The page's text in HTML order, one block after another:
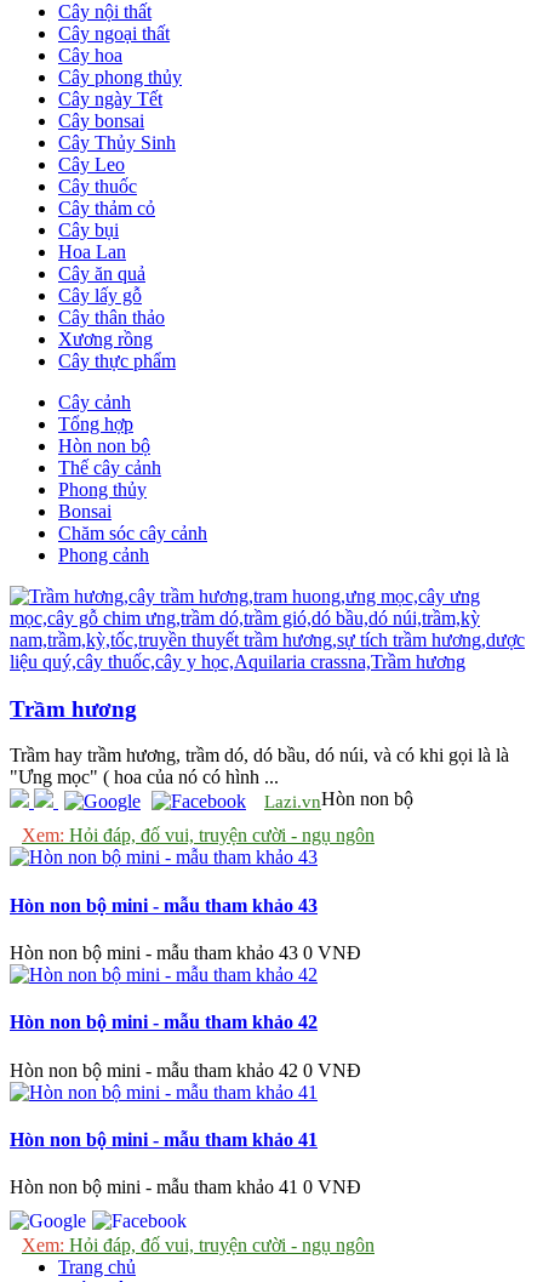
Cây nội thất
Cây ngoại thất
Cây hoa
Cây phong thủy
Cây ngày Tết
Cây bonsai
Cây Thủy Sinh
Cây Leo
Cây thuốc
Cây thảm cỏ
Cây bụi
Hoa Lan
Cây ăn quả
Cây lấy gỗ
Cây thân thảo
Xương rồng
Cây thực phẩm
Cây cảnh
Tổng hợp
Hòn non bộ
Thế cây cảnh
Phong thủy
Bonsai
Chăm sóc cây cảnh
Phong cảnh
Trầm hương
Trầm hay trầm hương, trầm dó, dó bầu, dó núi, và có khi gọi là là
"Ưng mọc" ( hoa của nó có hình ...
Lazi.vn
Xem: Hỏi đáp, đố vui, truyện cười - ngụ ngôn
Hòn non bộ
Hòn non bộ mini - mẫu tham khảo 43
Hòn non bộ mini - mẫu tham khảo 43 0 VNĐ
Hòn non bộ mini - mẫu tham khảo 42
Hòn non bộ mini - mẫu tham khảo 42 0 VNĐ
Hòn non bộ mini - mẫu tham khảo 41
Hòn non bộ mini - mẫu tham khảo 41 0 VNĐ
Xem: Hỏi đáp, đố vui, truyện cười - ngụ ngôn
Trang chủ